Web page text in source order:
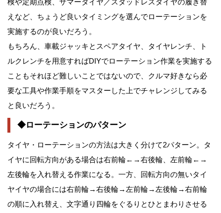
検や定期点検、サマータイヤ／スタッドレスタイヤの履き替
えなど、ちょうど良いタイミングを選んでローテーションを
実施するのが良いだろう。
もちろん、車載ジャッキとスペアタイヤ、タイヤレンチ、ト
ルクレンチを用意すればDIYでローテーション作業を実施する
こともそれほど難しいことではないので、クルマ好きなら必
要な工具や作業手順をマスターした上でチャレンジしてみる
と良いだろう。
◆ローテーションのパターン
タイヤ・ローテーションの方法は大きく分けて2パターン。タ
イヤに回転方向がある場合は右前輪←→右後輪、左前輪←→
左後輪を入れ替える作業になる。一方、回転方向の無いタイ
ヤイヤの場合には右前輪→右後輪→左前輪→左後輪→右前輪
の順に入れ替え、文字通り四輪をぐるりとひとまわりさせる